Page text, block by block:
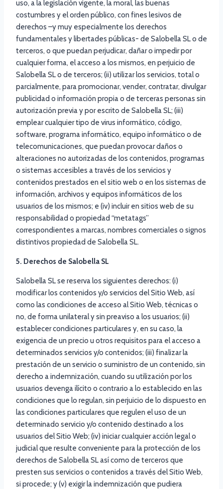
uso, a la legislación vigente, la moral, las buenas
costumbres y el orden público, con fines lesivos de
derechos –y muy especialmente los derechos
fundamentales y libertades públicas- de Salobella SL o de
terceros, o que puedan perjudicar, dañar o impedir por
cualquier forma, el acceso a los mismos, en perjuicio de
Salobella SL o de terceros; (ii) utilizar los servicios, total o
parcialmente, para promocionar, vender, contratar, divulgar
publicidad o información propia o de terceras personas sin
autorización previa y por escrito de Salobella SL; (iii)
emplear cualquier tipo de virus informático, código,
software, programa informático, equipo informático o de
telecomunicaciones, que puedan provocar daños o
alteraciones no autorizadas de los contenidos, programas
o sistemas accesibles a través de los servicios y
contenidos prestados en el sitio web o en los sistemas de
información, archivos y equipos informáticos de los
usuarios de los mismos; e (iv) incluir en sitios web de su
responsabilidad o propiedad “metatags”
correspondientes a marcas, nombres comerciales o signos
distintivos propiedad de Salobella SL.
5. Derechos de Salobella SL
Salobella SL se reserva los siguientes derechos: (i)
modificar los contenidos y/o servicios del Sitio Web, así
como las condiciones de acceso al Sitio Web, técnicas o
no, de forma unilateral y sin preaviso a los usuarios; (ii)
establecer condiciones particulares y, en su caso, la
exigencia de un precio u otros requisitos para el acceso a
determinados servicios y/o contenidos; (iii) finalizar la
prestación de un servicio o suministro de un contenido, sin
derecho a indemnización, cuando su utilización por los
usuarios devenga ilícito o contrario a lo establecido en las
condiciones que lo regulan, sin perjuicio de lo dispuesto en
las condiciones particulares que regulen el uso de un
determinado servicio y/o contenido destinado a los
usuarios del Sitio Web; (iv) iniciar cualquier acción legal o
judicial que resulte conveniente para la protección de los
derechos de Salobella SL así como de terceros que
presten sus servicios o contenidos a través del Sitio Web,
si procede; y (v) exigir la indemnización que pudiera